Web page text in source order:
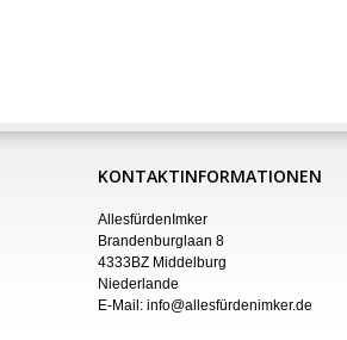
KONTAKTINFORMATIONEN
AllesfürdenImker
Brandenburglaan 8
4333BZ Middelburg
Niederlande
E-Mail: info@allesfürdenimker.de